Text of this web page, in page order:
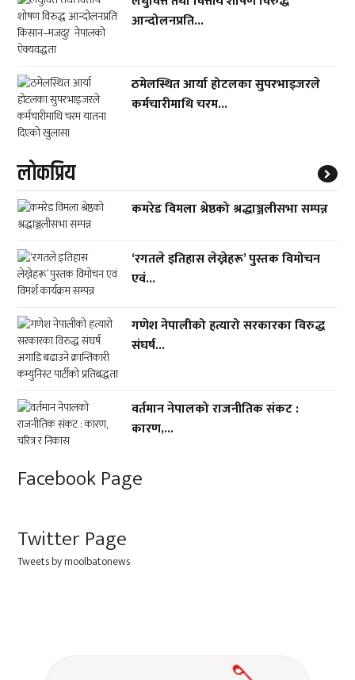
आन्दोलनप्रति...
ठमेलस्थित आर्या होटलका सुपरभाइजरले
कर्मचारीमाथि चरम...
लाेकप्रिय
कमरेड विमला श्रेष्ठको श्रद्धाञ्जलीसभा सम्पन्न
‘रगतले इतिहास लेख्नेहरू’ पुस्तक विमोचन
एवं...
गणेश नेपालीको हत्यारो सरकारका विरुद्ध
संघर्ष...
वर्तमान नेपालको राजनीतिक संकट :
कारण,...
Facebook Page
Twitter Page
Tweets by moolbatonews